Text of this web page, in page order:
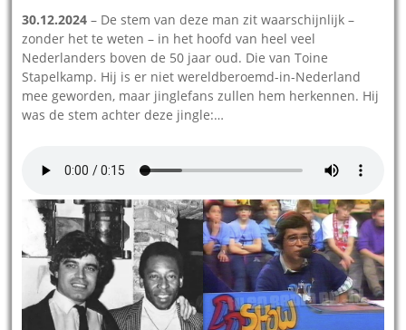
30.12.2024 – De stem van deze man zit waarschijnlijk –
zonder het te weten – in het hoofd van heel veel
Nederlanders boven de 50 jaar oud. Die van Toine
Stapelkamp. Hij is er niet wereldberoemd-in-Nederland
mee geworden, maar jinglefans zullen hem herkennen. Hij
was de stem achter deze jingle:…